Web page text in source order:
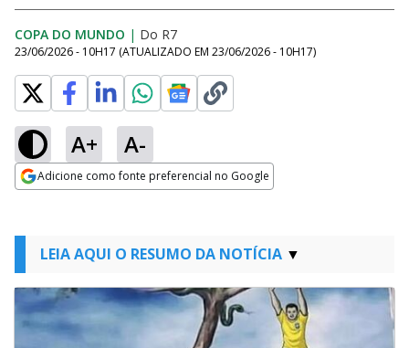
COPA DO MUNDO | Do R7
23/06/2026 - 10H17 (ATUALIZADO EM 23/06/2026 - 10H17)
A+ A-
Adicione como fonte preferencial no Google
LEIA AQUI O RESUMO DA NOTÍCIA